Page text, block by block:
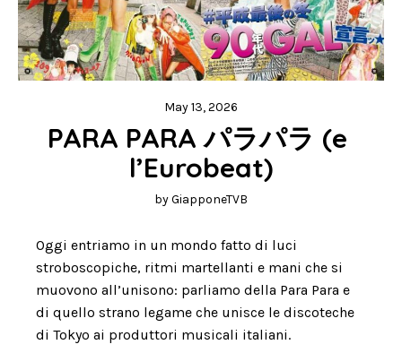
May 13, 2026
PARA PARA パラパラ (e
l’Eurobeat)
byGiapponeTVB
Oggi entriamo in un mondo fatto di luci
stroboscopiche, ritmi martellanti e mani che si
muovono all’unisono: parliamo della Para Para e
di quello strano legame che unisce le discoteche
di Tokyo ai produttori musicali italiani.